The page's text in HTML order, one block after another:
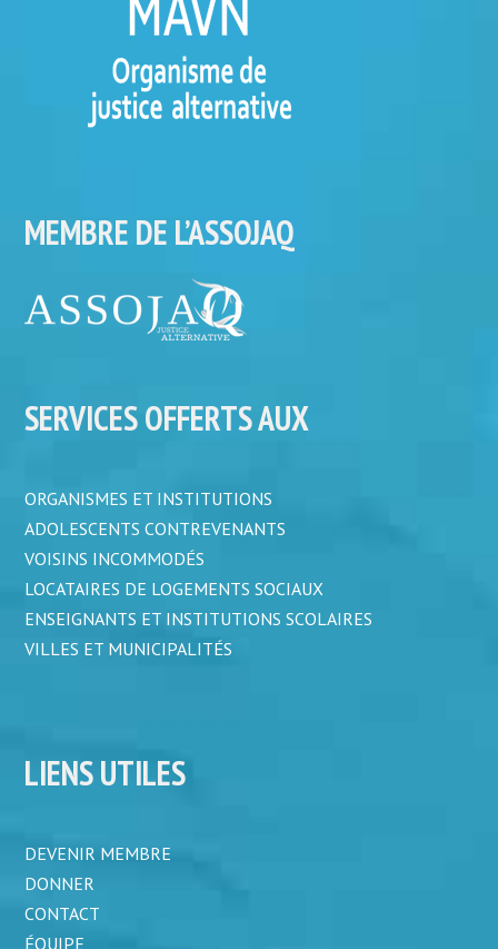
MEMBRE DE L’ASSOJAQ
SERVICES OFFERTS AUX
ORGANISMES ET INSTITUTIONS
ADOLESCENTS CONTREVENANTS
VOISINS INCOMMODÉS
LOCATAIRES DE LOGEMENTS SOCIAUX
ENSEIGNANTS ET INSTITUTIONS SCOLAIRES
VILLES ET MUNICIPALITÉS
LIENS UTILES
DEVENIR MEMBRE
DONNER
CONTACT
ÉQUIPE